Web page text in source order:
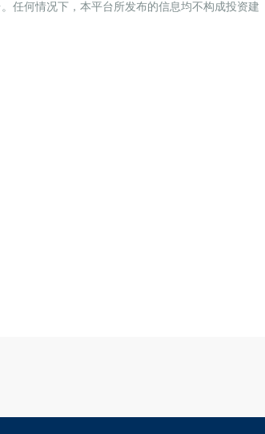
任何情况下，本平台所发布的信息均不构成投资建